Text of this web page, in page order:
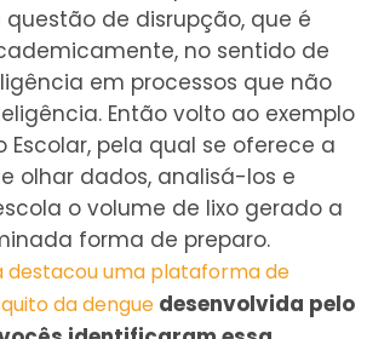
questão de disrupção, que é
no sentido de
em processos que não
Então volto ao exemplo
pela qual se oferece a
olhar dados, analisá-los e
o volume de lixo gerado a
forma de preparo.
destacou uma plataforma de
da dengue desenvolvida pelo